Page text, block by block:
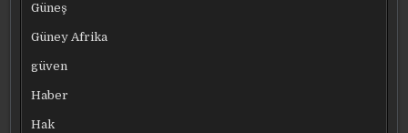
Güneş
Güney Afrika
güven
Haber
Hak